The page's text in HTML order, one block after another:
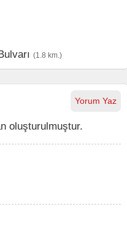
(1.8 km.)
Yorum Yaz
oluşturulmuştur.